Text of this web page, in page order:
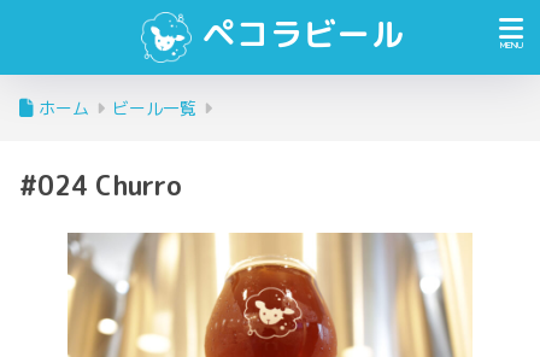
ペコラビール
ホーム ビール一覧
#024 Churro